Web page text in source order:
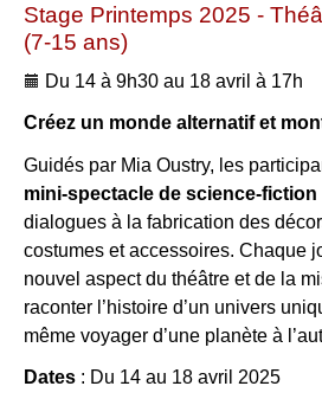
Stage Printemps 2025 -
(7-15 ans)
Du 14 à 9h30 au 18 avril à 17h
Créez un monde alternatif et
Guidés par Mia Oustry, les
mini-spectacle de science-fiction
dialogues à la fabrication des
costumes et accessoires. Chaque
nouvel aspect du théâtre et de la
raconter l’histoire d’un univers
même voyager d’une planète à
Dates : Du 14 au 18 avril 2025